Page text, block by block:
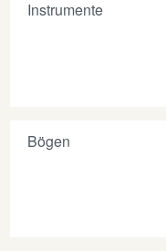
Instrumente
Bögen